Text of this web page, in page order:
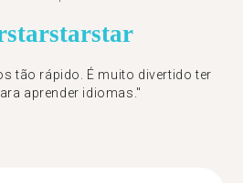
starstarstar
tão rápido. É muito divertido ter
aprender idiomas."